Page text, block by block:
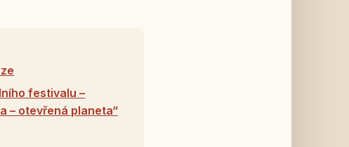
festivalu –
– otevřená planeta“